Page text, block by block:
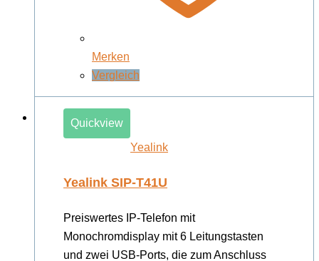
Merken
Vergleich
Quickview
Yealink
Yealink SIP-T41U
Preiswertes IP-Telefon mit
Monochromdisplay mit 6 Leitungstasten
und zwei USB-Ports, die zum Anschluss